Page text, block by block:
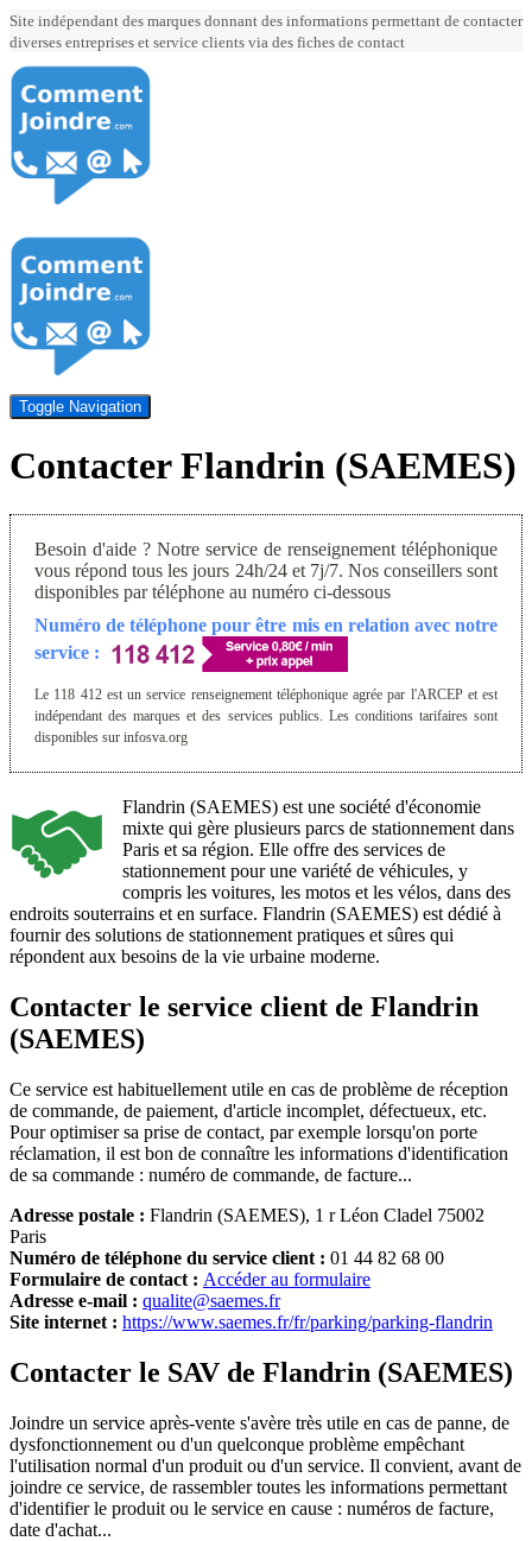
Site indépendant des marques donnant des informations permettant de contacter
diverses entreprises et service clients via des fiches de contact
Toggle Navigation
Contacter Flandrin (SAEMES)
Besoin d'aide ? Notre service de renseignement téléphonique
vous répond tous les jours 24h/24 et 7j/7. Nos conseillers sont
disponibles par téléphone au numéro ci-dessous
Numéro de téléphone pour être mis en relation avec notre
service :
Le 118 412 est un service renseignement téléphonique agrée par l'ARCEP et est
indépendant des marques et des services publics. Les conditions tarifaires sont
disponibles sur infosva.org
Flandrin (SAEMES) est une société d'économie
mixte qui gère plusieurs parcs de stationnement dans
Paris et sa région. Elle offre des services de
stationnement pour une variété de véhicules, y
compris les voitures, les motos et les vélos, dans des
endroits souterrains et en surface. Flandrin (SAEMES) est dédié à
fournir des solutions de stationnement pratiques et sûres qui
répondent aux besoins de la vie urbaine moderne.
Contacter le service client de Flandrin
(SAEMES)
Ce service est habituellement utile en cas de problème de réception
de commande, de paiement, d'article incomplet, défectueux, etc.
Pour optimiser sa prise de contact, par exemple lorsqu'on porte
réclamation, il est bon de connaître les informations d'identification
de sa commande : numéro de commande, de facture...
Adresse postale : Flandrin (SAEMES), 1 r Léon Cladel 75002
Paris
Numéro de téléphone du service client : 01 44 82 68 00
Formulaire de contact : Accéder au formulaire
Adresse e-mail : qualite@saemes.fr
Site internet : https://www.saemes.fr/fr/parking/parking-flandrin
Contacter le SAV de Flandrin (SAEMES)
Joindre un service après-vente s'avère très utile en cas de panne, de
dysfonctionnement ou d'un quelconque problème empêchant
l'utilisation normal d'un produit ou d'un service. Il convient, avant de
joindre ce service, de rassembler toutes les informations permettant
d'identifier le produit ou le service en cause : numéros de facture,
date d'achat...